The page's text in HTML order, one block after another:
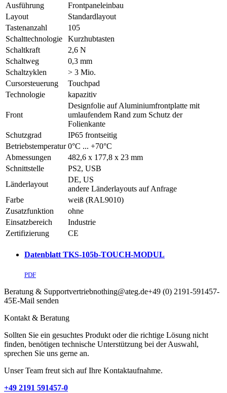
Ausführung
Frontpaneleinbau
Layout
Standardlayout
Tastenanzahl
105
Schalttechnologie
Kurzhubtasten
Schaltkraft
2,6 N
Schaltweg
0,3 mm
Schaltzyklen
> 3 Mio.
Cursorsteuerung
Touchpad
Technologie
kapazitiv
Front
Designfolie auf Aluminiumfrontplatte mit
umlaufendem Rand zum Schutz der
Folienkante
Schutzgrad
IP65 frontseitig
Betriebstemperatur 0°C ... +70°C
Abmessungen
482,6 x 177,8 x 23 mm
Schnittstelle
PS2, USB
Länderlayout
DE, US
andere Länderlayouts auf Anfrage
Farbe
weiß (RAL9010)
Zusatzfunktion
ohne
Einsatzbereich
Industrie
Zertifizierung
CE
Datenblatt TKS-105b-TOUCH-MODUL
PDF
Beratung & Supportvertriebnothing@ateg.de+49 (0) 2191-591457-
45E-Mail senden
Kontakt & Beratung
Sollten Sie ein gesuchtes Produkt oder die richtige Lösung nicht
finden, benötigen technische Unterstützung bei der Auswahl,
sprechen Sie uns gerne an.
Unser Team freut sich auf Ihre Kontaktaufnahme.
+49 2191 591457-0